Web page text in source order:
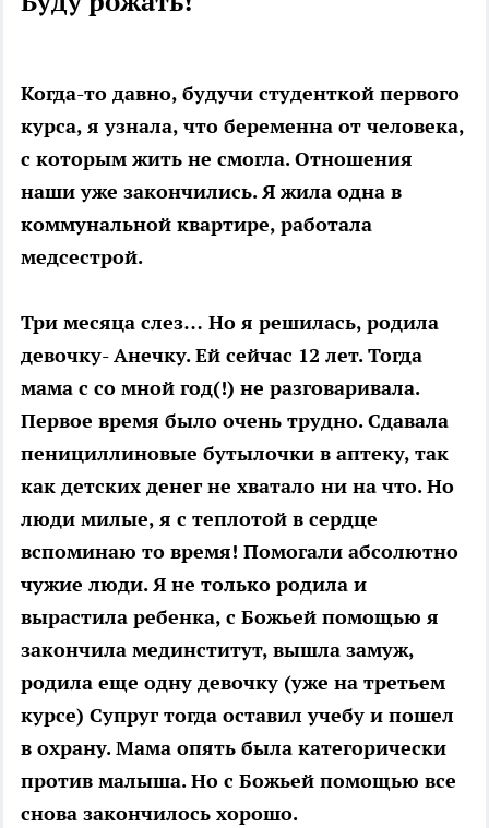
Когда-то давно, будучи студенткой первого
курса, я узнала, что беременна от человека,
с которым жить не смогла. Отношения
наши уже закончились. Я жила одна в
коммунальной квартире, работала
медсестрой.
Три месяца слез… Но я решилась, родила
девочку- Анечку. Ей сейчас 12 лет. Тогда
мама с со мной год(!) не разговаривала.
Первое время было очень трудно. Сдавала
пенициллиновые бутылочки в аптеку, так
как детских денег не хватало ни на что. Но
люди милые, я с теплотой в сердце
вспоминаю то время! Помогали абсолютно
чужие люди. Я не только родила и
вырастила ребенка, с Божьей помощью я
закончила мединститут, вышла замуж,
родила еще одну девочку (уже на третьем
курсе) Супруг тогда оставил учебу и пошел
в охрану. Мама опять была категорически
против малыша. Но с Божьей помощью все
снова закончилось хорошо.